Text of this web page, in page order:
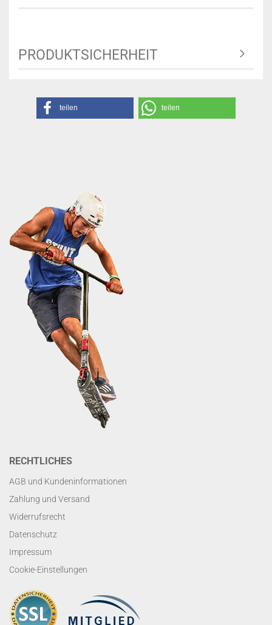
PRODUKTSICHERHEIT
teilen teilen
RECHTLICHES
AGB und Kundeninformationen
Zahlung und Versand
Widerrufsrecht
Datenschutz
Impressum
Cookie-Einstellungen